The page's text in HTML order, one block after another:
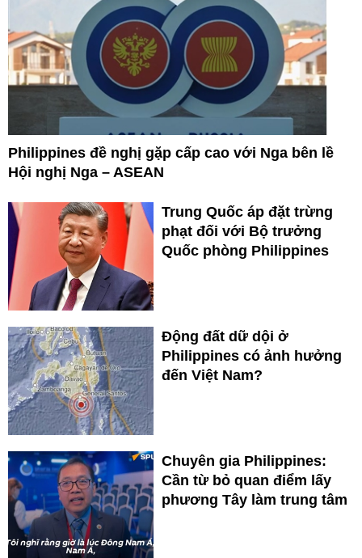
Philippines đề nghị gặp cấp cao với Nga bên lề
Hội nghị Nga – ASEAN
Trung Quốc áp đặt trừng
phạt đối với Bộ trưởng
Quốc phòng Philippines
Động đất dữ dội ở
Philippines có ảnh hưởng
đến Việt Nam?
Chuyên gia Philippines:
Cần từ bỏ quan điểm lấy
phương Tây làm trung tâm